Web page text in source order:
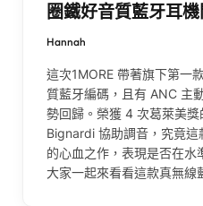
圈鐵好音質藍牙耳
Hannah
這次1MORE 帶著旗下第一
質藍牙編碼，且有 ANC 主
勢回歸。榮獲 4 次葛萊美
Bignardi 協助調音，究竟
的心血之作，表現是否在
大家一起來看看這款真無線